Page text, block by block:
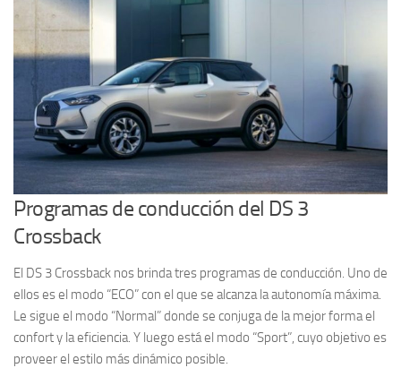
Programas de conducción del DS 3
Crossback
El DS 3 Crossback nos brinda tres programas de conducción. Uno de
ellos es el modo “ECO” con el que se alcanza la autonomía máxima.
Le sigue el modo “Normal” donde se conjuga de la mejor forma el
confort y la eficiencia. Y luego está el modo “Sport”, cuyo objetivo es
proveer el estilo más dinámico posible.